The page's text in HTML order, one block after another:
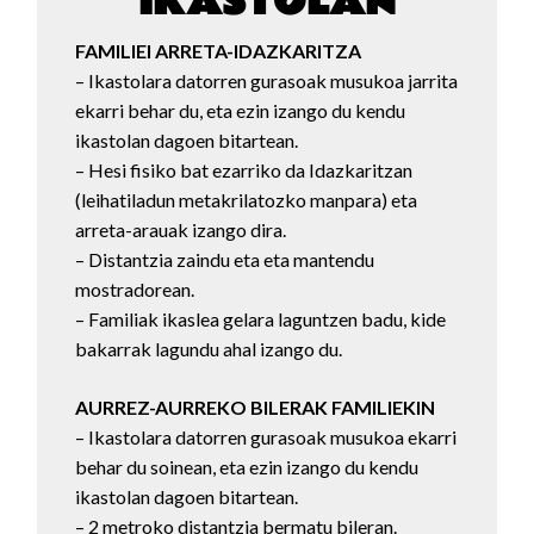
FAMILIEI ARRETA-IDAZKARITZA
– Ikastolara datorren gurasoak musukoa jarrita
ekarri behar du, eta ezin izango du kendu
ikastolan dagoen bitartean.
– Hesi fisiko bat ezarriko da Idazkaritzan
(leihatiladun metakrilatozko manpara) eta
arreta-arauak izango dira.
– Distantzia zaindu eta eta mantendu
mostradorean.
– Familiak ikaslea gelara laguntzen badu, kide
bakarrak lagundu ahal izango du.
AURREZ-AURREKO BILERAK FAMILIEKIN
– Ikastolara datorren gurasoak musukoa ekarri
behar du soinean, eta ezin izango du kendu
ikastolan dagoen bitartean.
– 2 metroko distantzia bermatu bileran.